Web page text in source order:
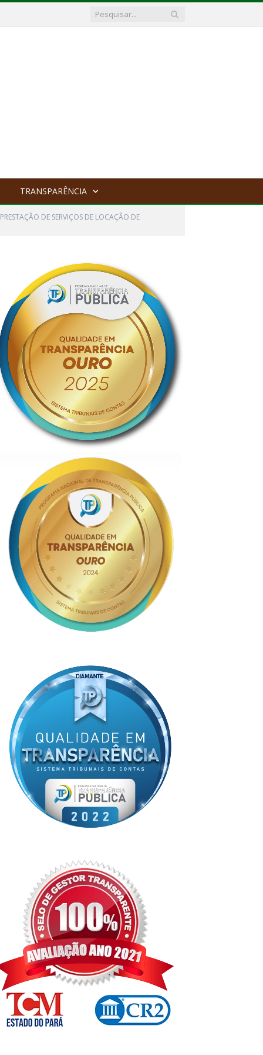
TRANSPARÊNCIA
DE SERVIÇOS DE LOCAÇÃO DE